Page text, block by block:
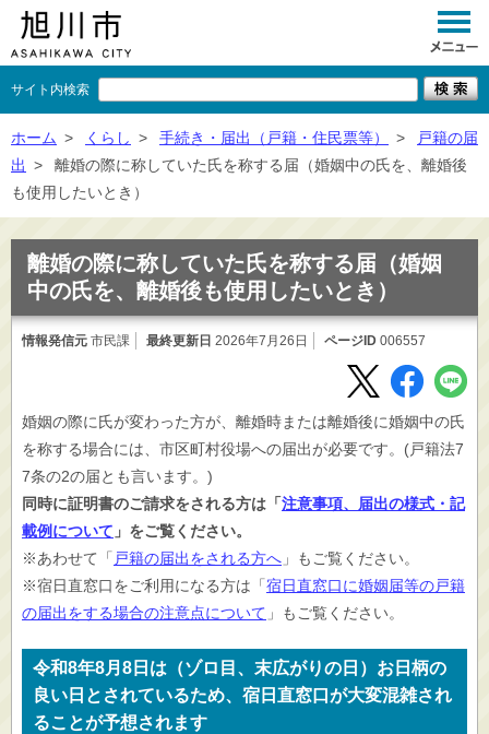
サイト内検索
くらし
事業者向け
施設一覧
ホーム > くらし > 手続き・届出（戸籍・住民票等） >
戸籍の届
出 >
離婚の際に称していた氏を称する届（婚姻中の氏を、離婚後
も使用したいとき）
離婚の際に称していた氏を称する届（婚姻
中の氏を、離婚後も使用したいとき）
情報発信元 市民課 最終更新日 2026年7月26日 ページID 006557
婚姻の際に氏が変わった方が、離婚時または離婚後に婚姻中の氏
を称する場合には、市区町村役場への届出が必要です。(戸籍法7
7条の2の届とも言います。)
同時に証明書のご請求をされる方は「 注意事項、届出の様式・記
載例について 」をご覧ください。
※あわせて「 戸籍の届出をされる方へ 」もご覧ください。
※宿日直窓口をご利用になる方は「 宿日直窓口に婚姻届等の戸籍
の届出をする場合の注意点について 」もご覧ください。
令和8年8月8日は（ゾロ目、末広がりの日）お日柄の
良い日とされているため、宿日直窓口が大変混雑され
ることが予想されます